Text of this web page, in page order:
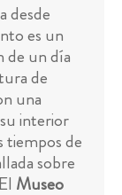
desde
es un
de un día
de
una
interior
tiempos de
sobre
Museo